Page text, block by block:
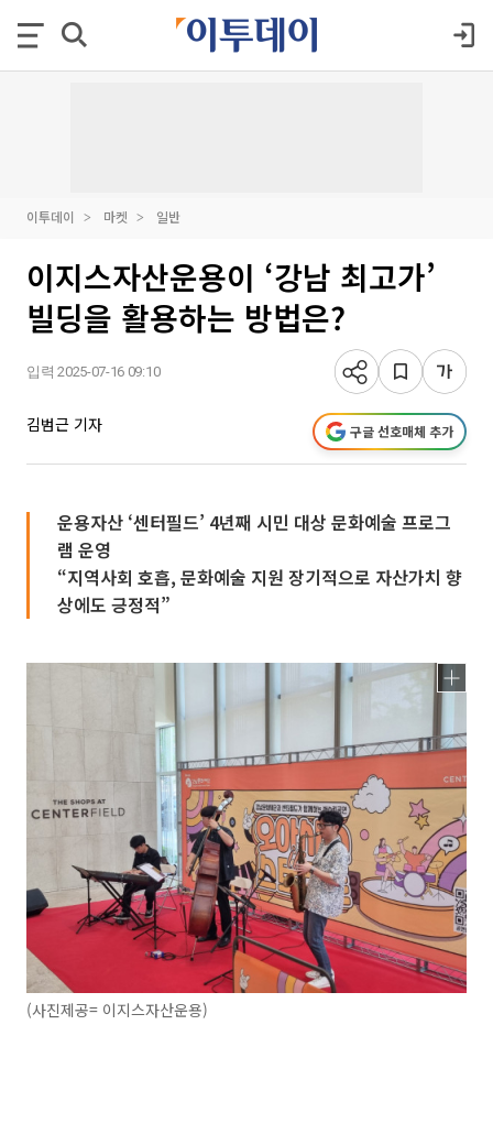
이투데이 마켓 일반
이지스자산운용이 ‘강남 최고가’
빌딩을 활용하는 방법은?
입력 2025-07-16 09:10
김범근 기자 구글 선호매체 추가
운용자산 ‘센터필드’ 4년째 시민 대상 문화예술 프로그
램 운영
“지역사회 호흡, 문화예술 지원 장기적으로 자산가치 향
상에도 긍정적”
(사진제공= 이지스자산운용)